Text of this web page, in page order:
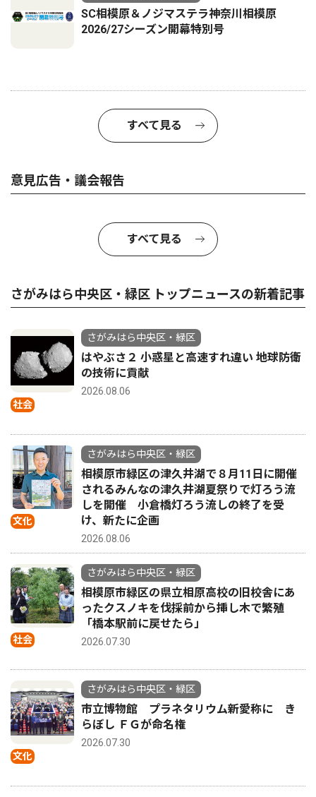
SC相模原＆ノジマステラ神奈川相模原
2026/27シーズン開幕特別号
すべて見る
意見広告・議会報告
すべて見る
さがみはら中央区・緑区 トップニュースの新着記事
社会
さがみはら中央区・緑区
はやぶさ２ 小惑星と高速すれ違い 地球防衛
の技術に貢献
2026.08.06
文化
さがみはら中央区・緑区
相模原市緑区の津久井湖で８月11日に開催
されるみんなの津久井湖夏祭りで灯ろう流
しを開催 小倉橋灯ろう流しの終了を受
け、新たに企画
2026.08.06
社会
さがみはら中央区・緑区
相模原市緑区の県立相原高校の旧校舎にあ
ったクスノキを伐採前から挿し木で繁殖
「橋本駅前に戻せたら」
2026.07.30
文化
さがみはら中央区・緑区
市立博物館 プラネタリウム新愛称に き
らぼし ＦＧが命名権
2026.07.30